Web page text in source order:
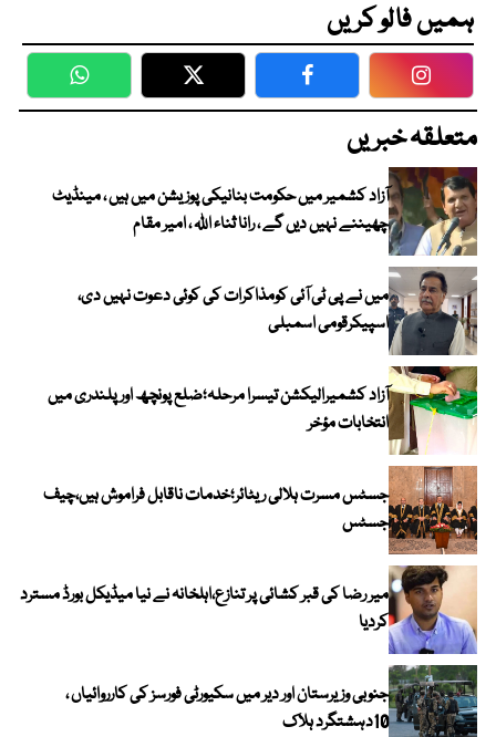
ہمیں فالو کریں
WhatsApp Twitter Facebook
متعلقہ خبریں
آزاد کشمیر میں حکومت بنانیکی پوزیشن میں ہیں ، مینڈیٹ
چھیننے نہیں دیں گے ، رانا ثناء اللہ ، امیر مقام
میں نے پی ٹی آئی کومذاکرات کی کوئی دعوت نہیں دی،
اسپیکرقومی اسمبلی
آزاد کشمیرالیکشن تیسرا مرحلہ؛ضلع پونچھ اور پلندری میں
انتخابات مؤخر
جسٹس مسرت ہلالی ریٹائر؛خدمات ناقابل فراموش ہیں،چیف
جسٹس
میر رضا کی قبر کشائی پر تنازع،اہلخانہ نے نیا میڈیکل بورڈ مسترد
کردیا
جنوبی وزیرستان اور دیر میں سکیورٹی فورسز کی کارروائیاں ،
10دہشتگرد ہلاک